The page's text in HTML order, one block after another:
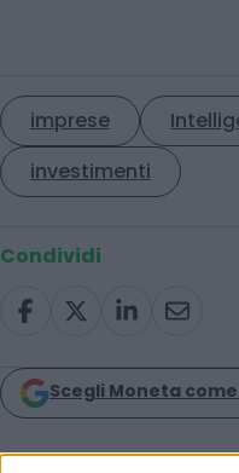
imprese
investimenti
Condividi
Scegli Moneta